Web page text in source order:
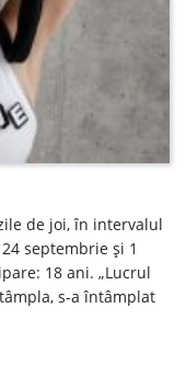
de joi, în intervalul
septembrie și 1
18 ani. „Lucrul
s-a întâmplat